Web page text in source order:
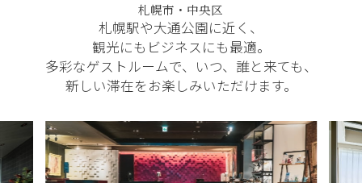
札幌市・中央区
札幌駅や大通公園に近く、
観光にもビジネスにも最適。
多彩なゲストルームで、いつ、誰と来ても、
新しい滞在をお楽しみいただけます。